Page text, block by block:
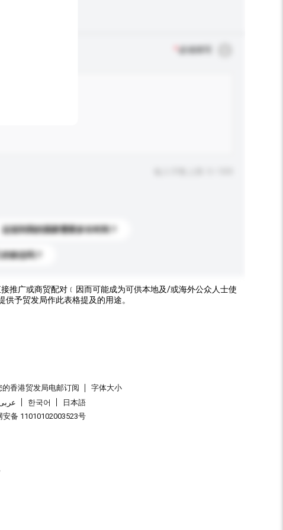
必须填写
运送到我的国家需要多长时间？
标志吗？
推广或商贸配对﹝因而可能成为可供本地及/或海外公众人士使
予贸发局作此表格提及的用途。
的香港贸发局电邮订阅
字体大小
한국어
日本語
安备 11010102003523号